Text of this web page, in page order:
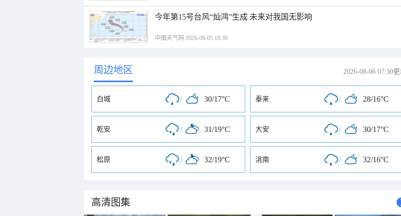
今年第15号台风“灿鸿”生成 未来对我国无影响
中国天气网 2026-08-05 18:30
周边地区 2026-08-06 07:30
白城 / 30/17°C 泰来 / 28/16°C
乾安 / 31/19°C 大安 / 30/17°C
松原 / 32/19°C 洮南 / 32/16°C
高清图集